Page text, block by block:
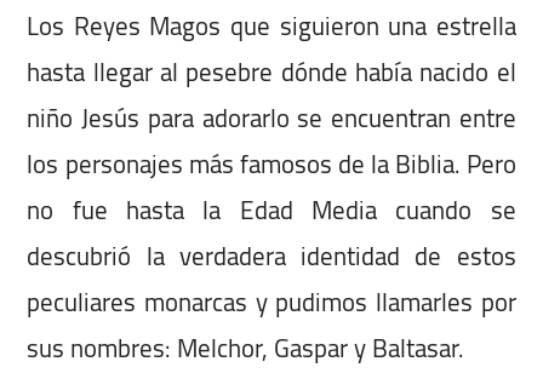
Los Reyes Magos que siguieron una estrella
hasta llegar al pesebre dónde había nacido el
niño Jesús para adorarlo se encuentran entre
los personajes más famosos de la Biblia. Pero
no fue hasta la Edad Media cuando se
descubrió la verdadera identidad de estos
peculiares monarcas y pudimos llamarles por
sus nombres: Melchor, Gaspar y Baltasar.